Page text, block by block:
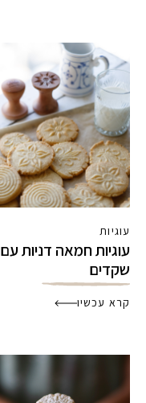
עוגיות
עוגיות חמאה דניות עם
שקדים
קרא עכשיו